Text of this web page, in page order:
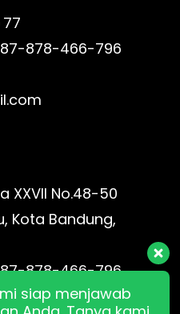
878-466-796
XXVII No.48-50
Kota Bandung,
878-466-796
siap menjawab